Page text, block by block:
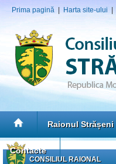
Prima pagină Harta site-ului
Raionul Strășeni
Contacte
CONSILIUL RAIONAL